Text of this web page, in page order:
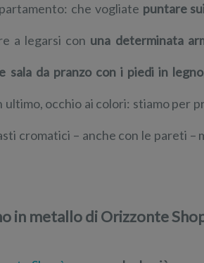
che vogliate puntare
a legarsi con una determinata
sala da pranzo con i piedi in legno
occhio ai colori: stiamo per
cromatici – anche con le pareti –
in metallo di Orizzonte